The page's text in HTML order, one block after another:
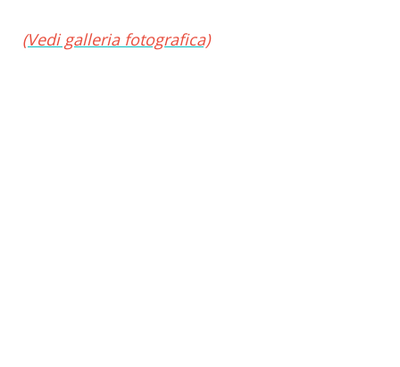
(Vedi galleria fotografica)